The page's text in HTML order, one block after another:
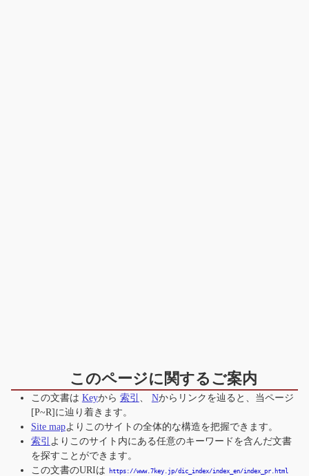
このページに関するご案内
この文書は Keyから 索引 Nからリンクを辿ると、当ページ
[P~R]に辿り着きます。
Site mapよりこのサイトの全体的な構造を把握できます。
索引 よりこのサイト内にある任意のキーワードを含んだ文書
を探すことができます。
この文書のURIは
https://www.7key.jp/dic_index/index_en/index_pr.html